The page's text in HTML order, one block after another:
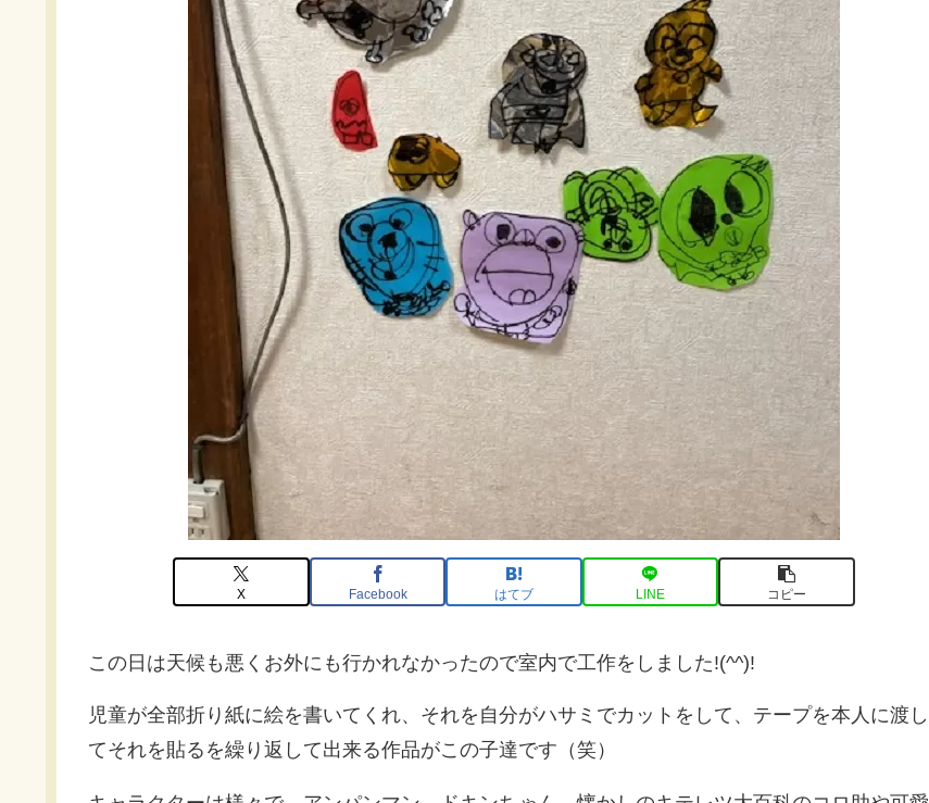
X Facebook はてブ LINE コピー
この日は天候も悪くお外にも行かれなかったので室内で工作をしました!(^^)!
児童が全部折り紙に絵を書いてくれ、それを自分がハサミでカットをして、テープを本人に渡し
てそれを貼るを繰り返して出来る作品がこの子達です（笑）